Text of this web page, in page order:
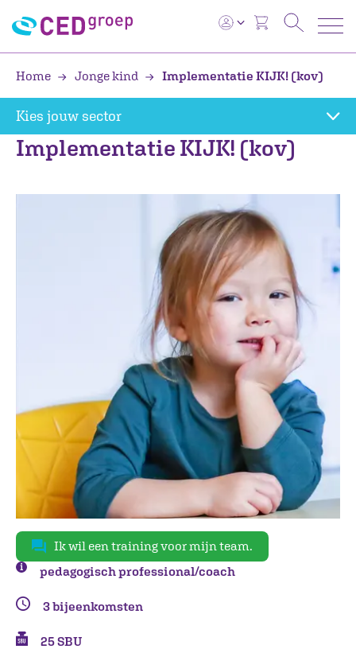
Home Jonge kind Implementatie KIJK! (kov)
Kies jouw sector
Implementatie KIJK! (kov)
Ik wil een training voor mijn team.
pedagogisch professional/coach
3 bijeenkomsten
25 SBU